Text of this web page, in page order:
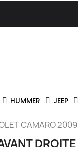
HUMMER JEEP
CAMARO